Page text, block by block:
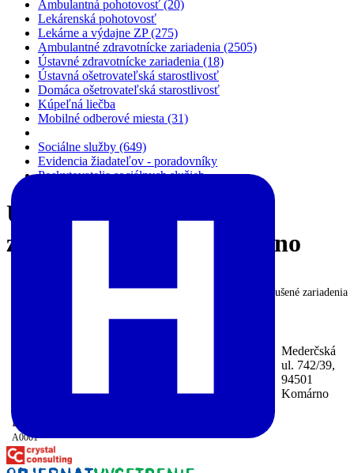
Ambulantná pohotovosť (20)
Lekárenská pohotovosť
Lekárne a výdajne ZP (275)
Ambulantné zdravotnícke zariadenia (2505)
Ústavné zdravotnícke zariadenia (18)
Ústavná ošetrovateľská starostlivosť
Domáca ošetrovateľská starostlivosť
Kúpeľná liečba
Mobilné odberové miesta (31)
Sociálne služby (649)
Evidencia žiadateľov - poradovníky
Poskytovatelia sociálnych služieb
Ústavné zdravotnícke
zariadenia,
okres Komárno
Zobraziť aj zrušené zariadenia
Komárno, (Nemocnica AGEL Komárno s.r.o.)
Fyziatria, balneológia a liečebná rehabilitácia,
Dlhodobo chorých, Paliatívna medicína)
A0001
Mederčská
ul. 742/39,
94501
Komárno